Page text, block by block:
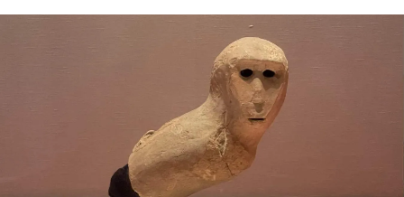
▲重要文化財 猿形埴輪 伝茨城県行方市 大日塚古墳出土 古墳時代・6世紀
背中に子猿が乗っていたのかもしれない跡がある（※現在は展示していませ